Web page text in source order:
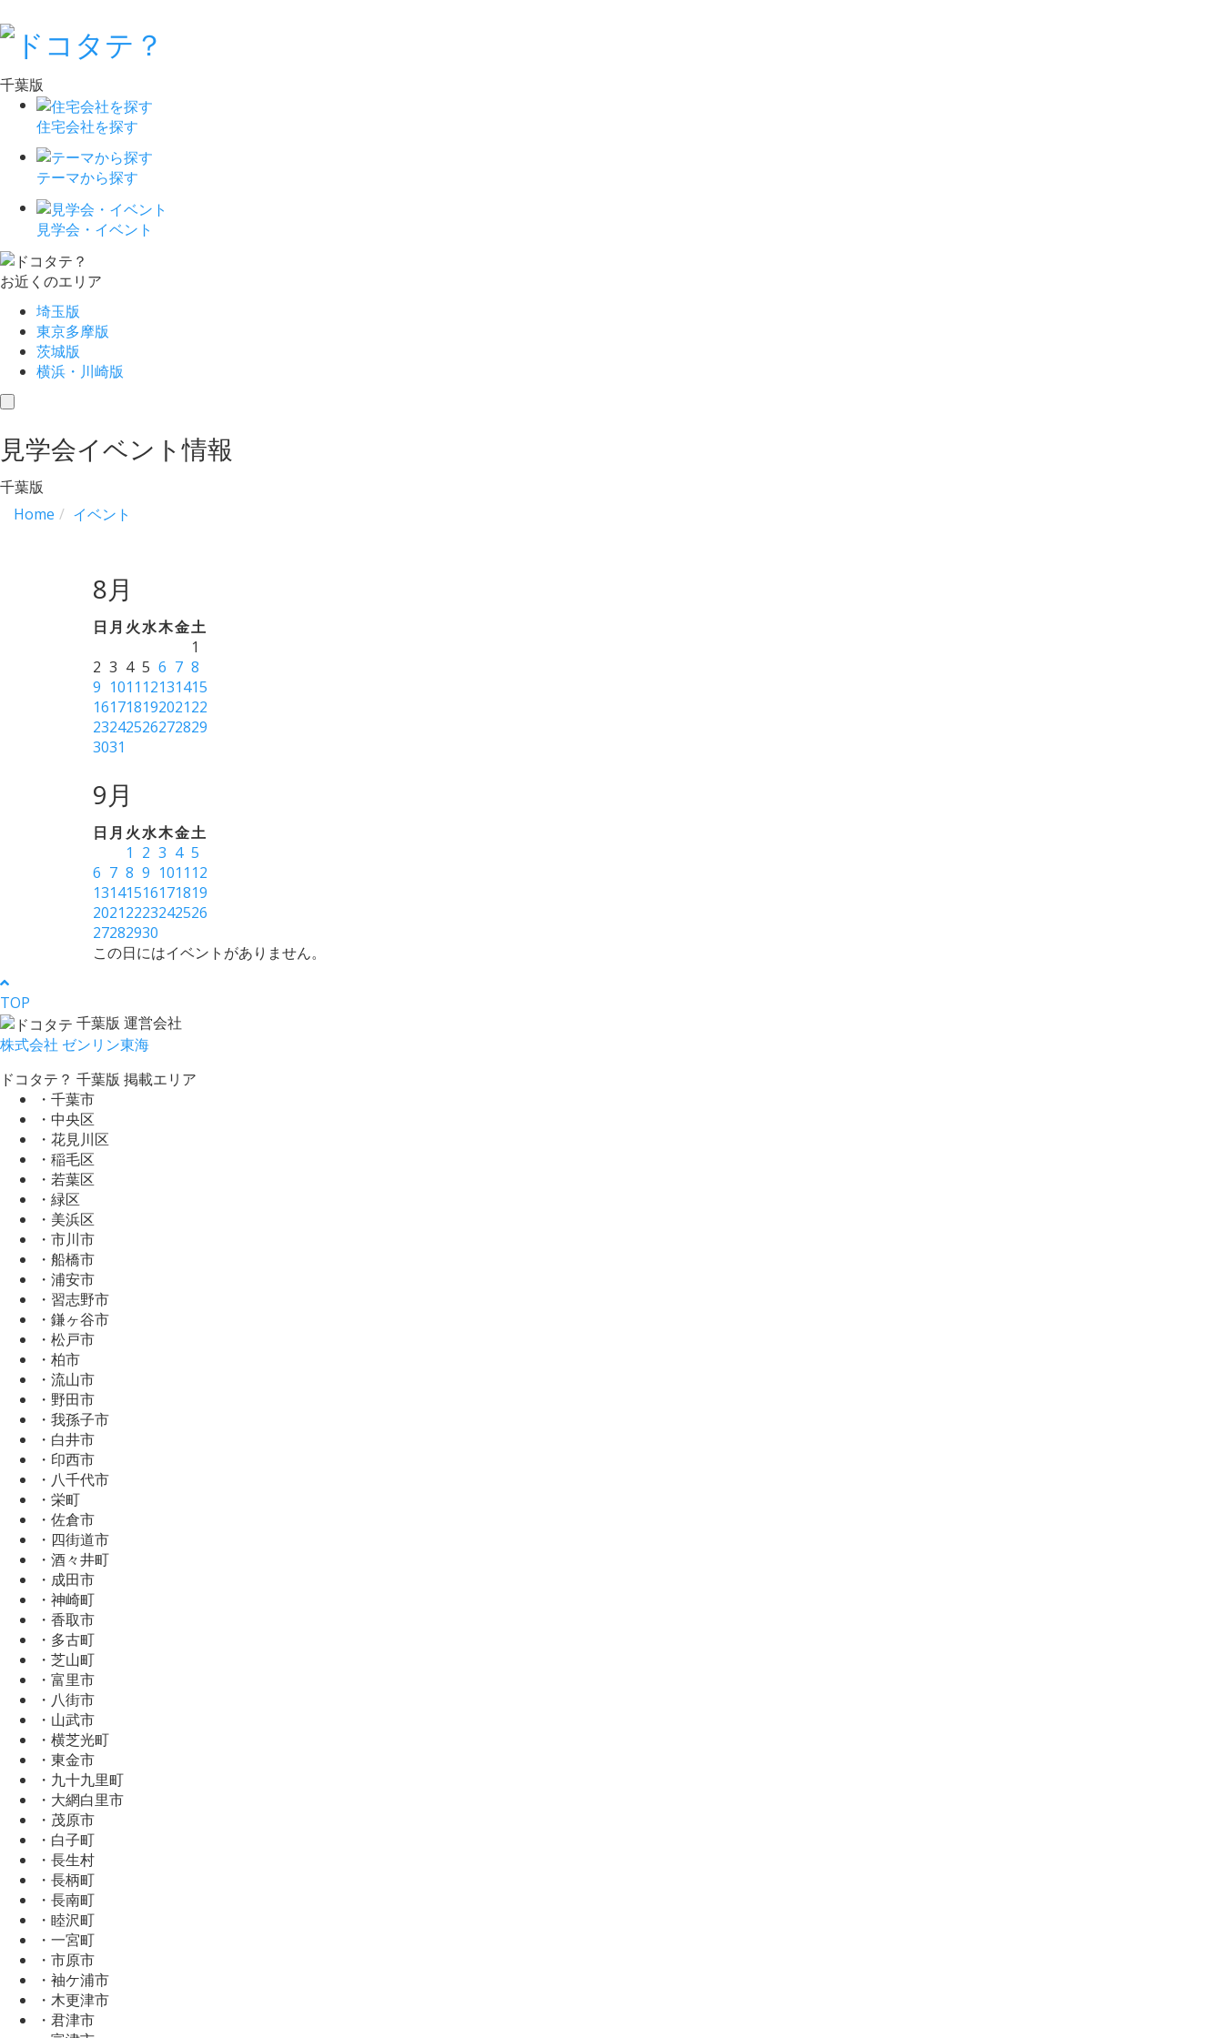
千葉版
住宅会社を探す
テーマから探す
見学会・イベント
お近くのエリア
埼玉版
東京多摩版
茨城版
横浜・川崎版
toggle
見学会イベント情報
千葉版
Home
イベント
8月
日 月 火水木金土
1
2 3 4 5 6 7 8
9 1011 12131415
16171819202122
23242526272829
3031
9月
日 月 火水木金土
1 2 3 4 5
6 7 8 9 1011 12
13141516171819
20212223242526
27282930
この日にはイベントがありません。
TOP
千葉版 運営会社
株式会社 ゼンリン東海
ドコタテ？ 千葉版 掲載エリア
・千葉市
・中央区
・花見川区
・稲毛区
・若葉区
・緑区
・美浜区
・市川市
・船橋市
・浦安市
・習志野市
・鎌ヶ谷市
・松戸市
・柏市
・流山市
・野田市
・我孫子市
・白井市
・印西市
・八千代市
・栄町
・佐倉市
・四街道市
・酒々井町
・成田市
・神崎町
・香取市
・多古町
・芝山町
・富里市
・八街市
・山武市
・横芝光町
・東金市
・九十九里町
・大網白里市
・茂原市
・白子町
・長生村
・長柄町
・長南町
・睦沢町
・一宮町
・市原市
・袖ケ浦市
・木更津市
・君津市